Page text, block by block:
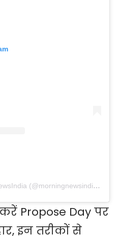
A post shared by MorningNewsIndia (@morningnewsindiaa)
Propose Day पर
इन तरीकों से